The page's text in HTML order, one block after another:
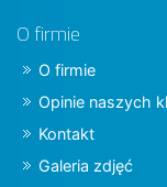
O firmie
O firmie
Opinie naszych
Kontakt
Galeria zdjęć